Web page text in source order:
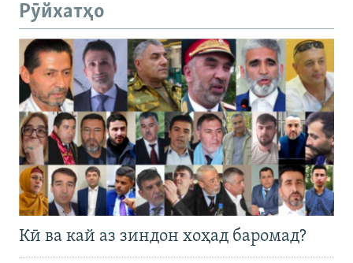
Рӯйхатҳо
Кӣ ва кай аз зиндон хоҳад баромад?